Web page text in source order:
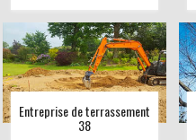
Entreprise de terrassement
38